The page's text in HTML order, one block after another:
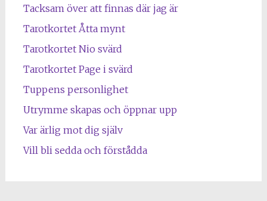
Tacksam över att finnas där jag är
Tarotkortet Åtta mynt
Tarotkortet Nio svärd
Tarotkortet Page i svärd
Tuppens personlighet
Utrymme skapas och öppnar upp
Var ärlig mot dig själv
Vill bli sedda och förstådda